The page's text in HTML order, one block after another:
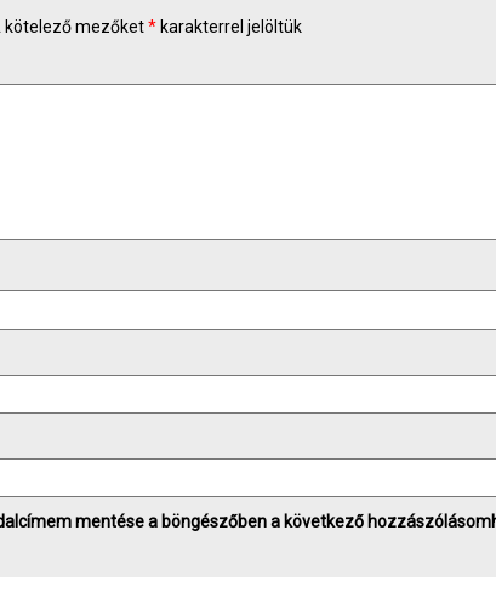
kötelező mezőket* karakterrel jelöltük
mentése a böngészőben a következő